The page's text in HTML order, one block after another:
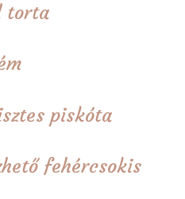
torta
piskóta
fehércsokis